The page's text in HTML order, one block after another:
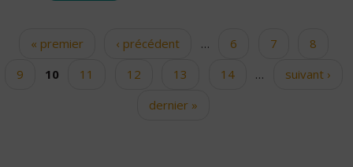
Pages« premier ‹ précédent … 6 7
8
9
10 11 12 13 14 …
suivant ›
dernier »